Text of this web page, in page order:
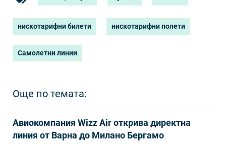
нискотарифни билети нискотарифни полети
Самолетни линии
Още по темата:
Авиокомпания Wizz Air открива директна
линия от Варна до Милано Бергамо